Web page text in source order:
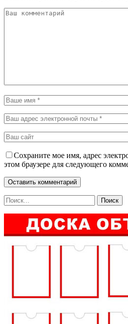
Сохраните мое имя, адрес
этом браузере для следующего